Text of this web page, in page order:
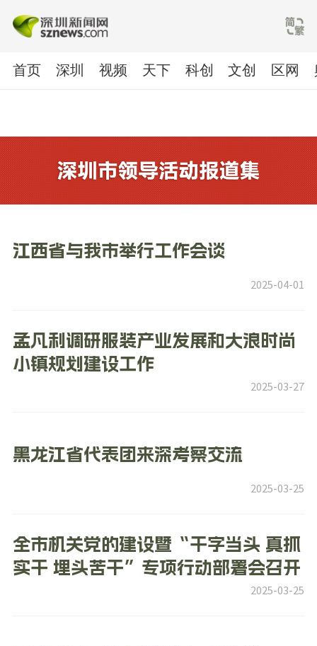
首页 深圳 视频 天下 科创 文创 区网
2025-04-01
江西省与我市举行工作会谈
2025-03-27
孟凡利调研服装产业发展和大浪时尚
小镇规划建设工作
2025-03-25
黑龙江省代表团来深考察交流
2025-03-25
全市机关党的建设暨“干字当头 真抓
实干 埋头苦干”专项行动部署会召开